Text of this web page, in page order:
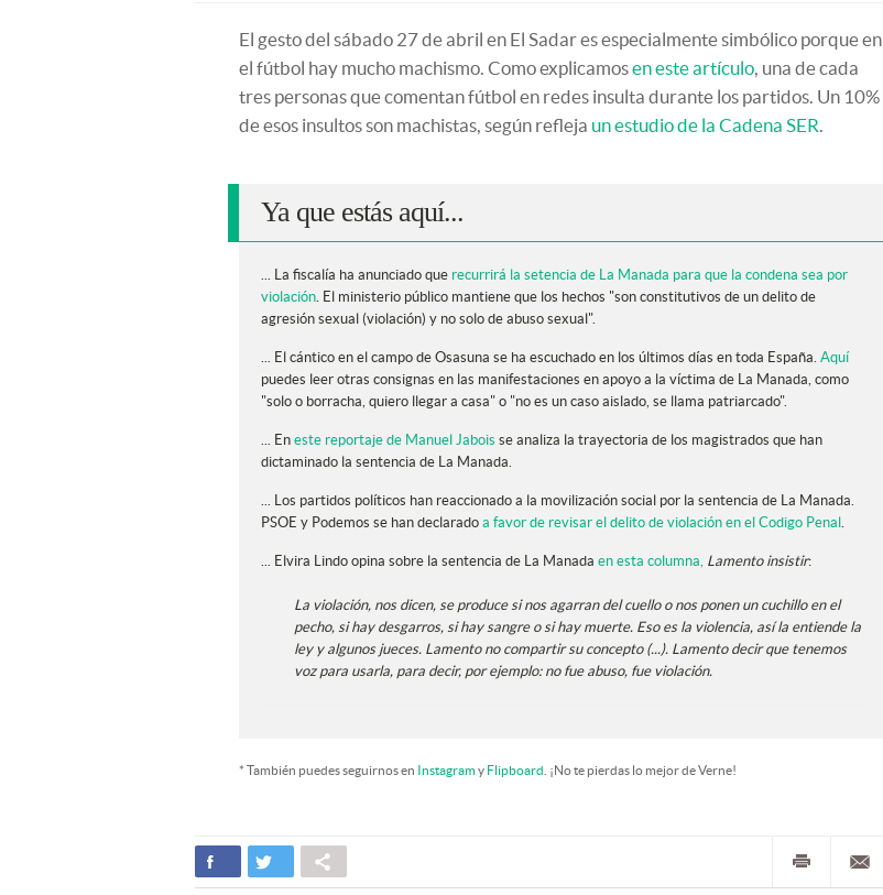
El gesto del sábado 27 de abril en El Sadar es especialmente simbólico porque en
el fútbol hay mucho machismo. Como explicamosen este artículo, una de cada
tres personas que comentan fútbol en redes insulta durante los partidos. Un 10%
de esos insultos son machistas, según refleja un estudio de la Cadena SER.
Ya que estás aquí...
... La fiscalía ha anunciado que recurrirá la setencia de La Manada para que la condena sea por
violación. El ministerio público mantiene que los hechos "son constitutivos de un delito de
agresión sexual (violación) y no solo de abuso sexual".
... El cántico en el campo de Osasuna se ha escuchado en los últimos días en toda España. Aquí
puedes leer otras consignas en las manifestaciones en apoyo a la víctima de La Manada, como
"solo o borracha, quiero llegar a casa" o "no es un caso aislado, se llama patriarcado".
... En este reportaje de Manuel Jabois se analiza la trayectoria de los magistrados que han
dictaminado la sentencia de La Manada.
... Los partidos políticos han reaccionado a la movilización social por la sentencia de La Manada.
PSOE y Podemos se han declarado a favor de revisar el delito de violación en el Codigo Penal.
... Elvira Lindo opina sobre la sentencia de La Manada en esta columna, Lamento insistir:
La violación, nos dicen, se produce si nos agarran del cuello o nos ponen un cuchillo en el
pecho, si hay desgarros, si hay sangre o si hay muerte. Eso es la violencia, así la entiende la
ley y algunos jueces. Lamento no compartir su concepto (...). Lamento decir que tenemos
voz para usarla, para decir, por ejemplo: no fue abuso, fue violación.
* También puedes seguirnos en Instagramy Flipboard . ¡No te pierdas lo mejor de Verne!